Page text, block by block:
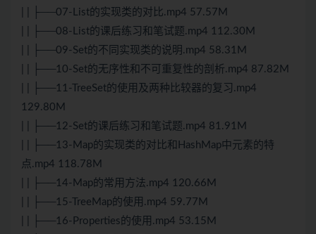
| | ├──07-List的实现类的对比.mp4 57.57M
| | ├──08-List的课后练习和笔试题.mp4 112.30M
| | ├──09-Set的不同实现类的说明.mp4 58.31M
| | ├──10-Set的无序性和不可重复性的剖析.mp4 87.82M
| | ├──11-TreeSet的使用及两种比较器的复习.mp4
129.80M
| | ├──12-Set的课后练习和笔试题.mp4 81.91M
| | ├──13-Map的实现类的对比和HashMap中元素的特
点.mp4 118.78M
| | ├──14-Map的常用方法.mp4 120.66M
| | ├──15-TreeMap的使用.mp4 59.77M
| | ├──16-Properties的使用.mp4 53.15M